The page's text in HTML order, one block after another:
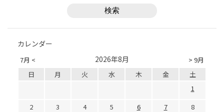
カレンダー
7月 < > 9月
2026年8月
日 月 火 水 木 金
土
1
2
3 4 5 6 7
8